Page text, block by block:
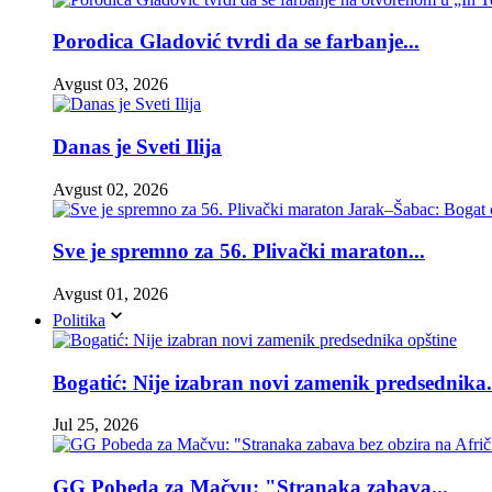
Porodica Gladović tvrdi da se farbanje...
Avgust 03, 2026
Danas je Sveti Ilija
Avgust 02, 2026
Sve je spremno za 56. Plivački maraton...
Avgust 01, 2026
Politika
Bogatić: Nije izabran novi zamenik
Jul 25, 2026
GG Pobeda za Mačvu: "Stranaka zabava...